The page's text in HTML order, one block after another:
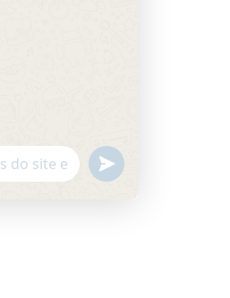
UNDEFINED